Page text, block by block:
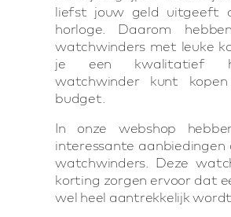
liefst jouw geld uitgeeft
horloge. Daarom
watchwinders met leuke
je een kwalitatief
watchwinder kunt
budget.
In onze webshop
interessante aanbiedingen
watchwinders. Deze
korting zorgen ervoor dat
wel heel aantrekkelijk wordt.